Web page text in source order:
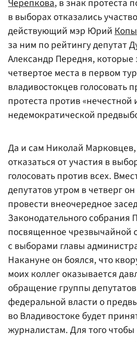
Черепкова, в знак протеста
в выборах отказались
действующий мэр Юрий
за ним по рейтингу депутат
Александр Передня, которые
четвертое места в первом
владивостокцев голосовать
протеста против «нечестной
недемократической
Да и сам Николай
отказаться от участия в
голосовать против всех.
депутатов утром в четверг
провести внеочередное
Законодательного собрания
посвященное чрезвычайной
с выборами главы
Накануне он боялся, что
моих коллег оказывается
обращение группы
федеральной власти о
во Владивостоке будет
журналистам. Для того